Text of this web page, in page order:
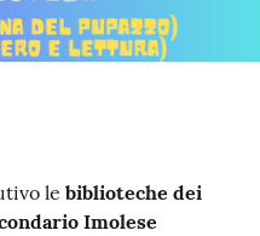
le biblioteche dei
Imolese